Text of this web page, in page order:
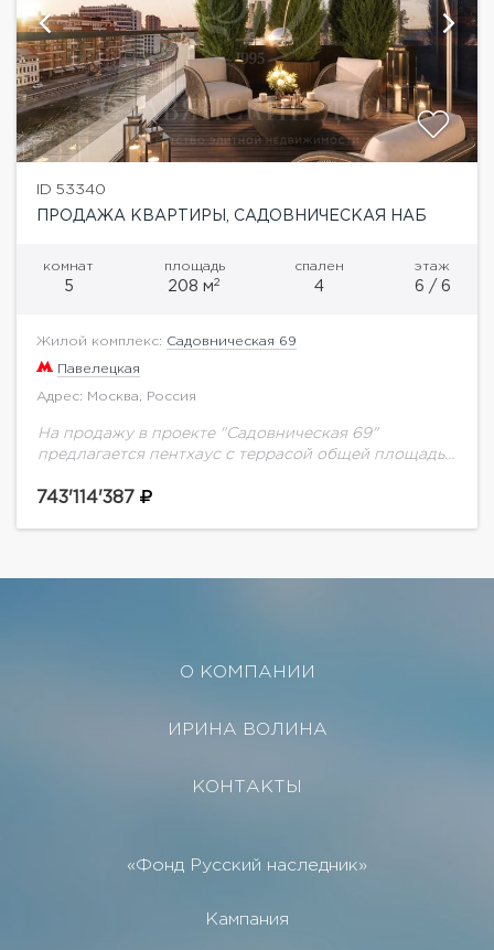
ID 53340
ПРОДАЖА КВАРТИРЫ, САДОВНИЧЕСКАЯ НАБ
комнат
5
площадь
208 м2
спален
4
этаж
6 / 6
Жилой комплекс: Садовническая 69
Павелецкая
Адрес: Москва, Россия
На продажу в проекте "Садовническая 69"
предлагается пентхаус с террасой общей площадью
69» на острове Балчуг.Уникальный адрес в сердце
743'114'387
О КОМПАНИИ
ИРИНА ВОЛИНА
КОНТАКТЫ
«Фонд Русский наследник»
Кампания